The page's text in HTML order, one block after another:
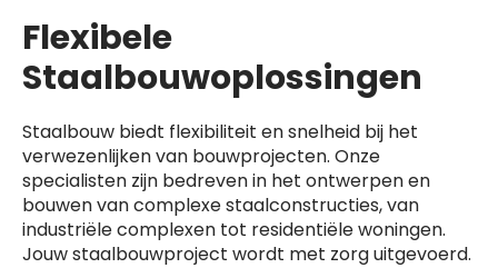
Flexibele
Staalbouwoplossingen
Staalbouw biedt flexibiliteit en snelheid bij het
verwezenlijken van bouwprojecten. Onze
specialisten zijn bedreven in het ontwerpen en
bouwen van complexe staalconstructies, van
industriële complexen tot residentiële woningen.
Jouw staalbouwproject wordt met zorg uitgevoerd.